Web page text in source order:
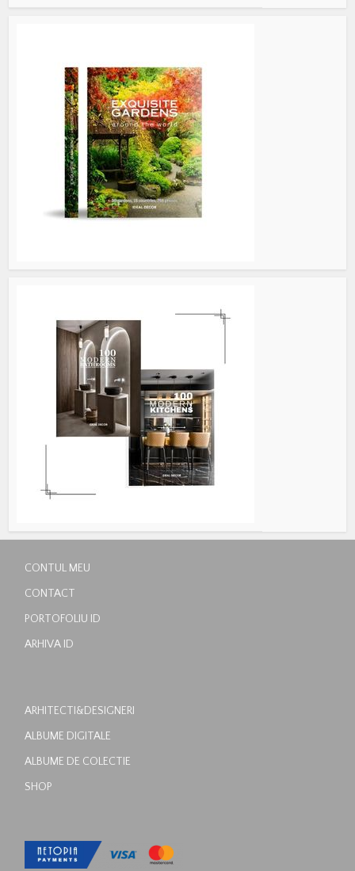
CONTUL MEU
CONTACT
PORTOFOLIU ID
ARHIVA ID
ARHITECTI&DESIGNERI
ALBUME DIGITALE
ALBUME DE COLECTIE
SHOP